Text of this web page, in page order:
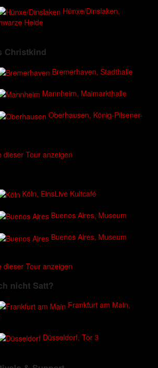
Hünxe/Dinslaken,
Heide
Christkind
Bremerhaven, Stadthalle
Mannheim, Maimarkthalle
Oberhausen, König-Pilsener-
dieser Tour anzeigen
Köln, EinsLive Kultcafé
Buenos Aires, Museum
Buenos Aires, Museum
dieser Tour anzeigen
nicht Satt?
Frankfurt am Main,
Düsseldorf, Tor 3